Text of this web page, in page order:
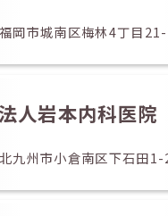
岡市城南区梅林4丁目
人岩本内科医院
九州市小倉南区下石田